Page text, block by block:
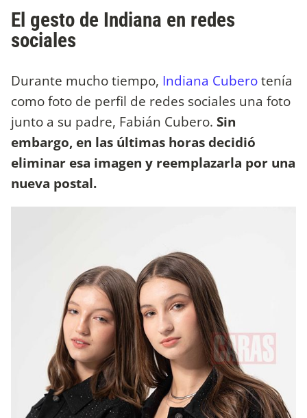
El gesto de Indiana en redes
sociales
Durante mucho tiempo, Indiana Cuberotenía
como foto de perfil de redes sociales una foto
junto a su padre, Fabián Cubero. Sin
embargo, en las últimas horas decidió
eliminar esa imagen y reemplazarla por una
nueva postal.